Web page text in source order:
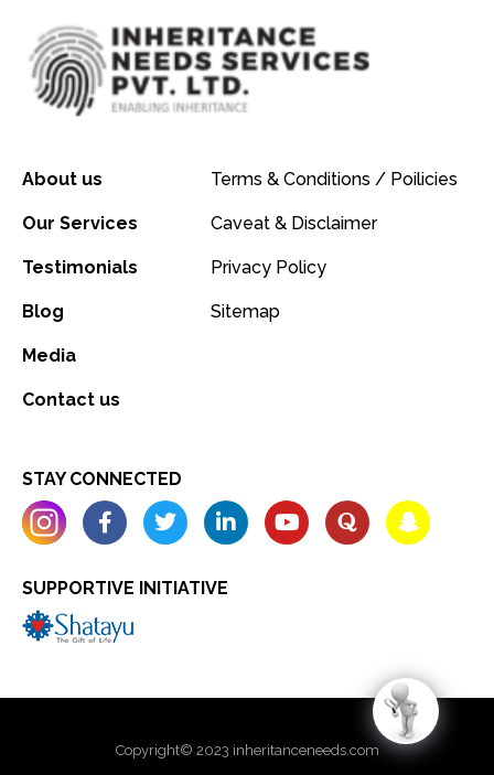
About us
Our Services
Testimonials
Blog
Media
Contact us
Terms & Conditions / Poilicies
Caveat & Disclaimer
Privacy Policy
Sitemap
STAY CONNECTED
SUPPORTIVE INITIATIVE
Copyright© 2023 inheritanceneeds.com